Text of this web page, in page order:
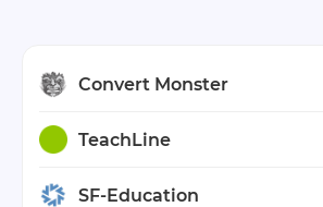
Convert Monster
TeachLine
SF-Education